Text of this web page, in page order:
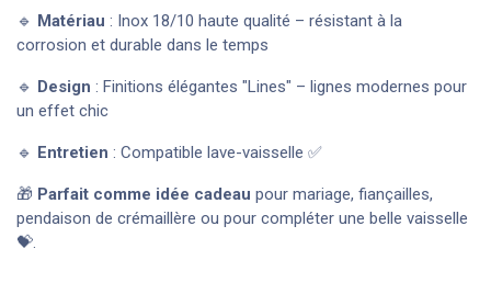
🔹 Matériau : Inox 18/10 haute qualité – résistant à la
corrosion et durable dans le temps
🔹 Design : Finitions élégantes "Lines" – lignes modernes pour
un effet chic
🔹 Entretien : Compatible lave-vaisselle ✅
🎁 Parfait comme idée cadeau pour mariage, fiançailles,
pendaison de crémaillère ou pour compléter une belle vaisselle
💝.